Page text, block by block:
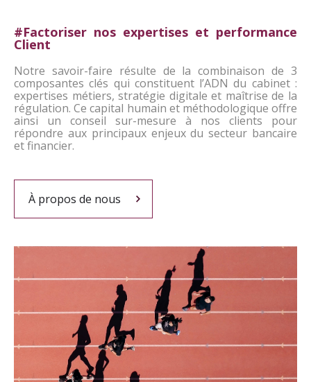
#Factoriser nos expertises et performance
Client
Notre savoir-faire résulte de la combinaison de 3
composantes clés qui constituent l’ADN du cabinet :
expertises métiers, stratégie digitale et maîtrise de la
régulation. Ce capital humain et méthodologique offre
ainsi un conseil sur-mesure à nos clients pour
répondre aux principaux enjeux du secteur bancaire
et financier.
À propos de nous